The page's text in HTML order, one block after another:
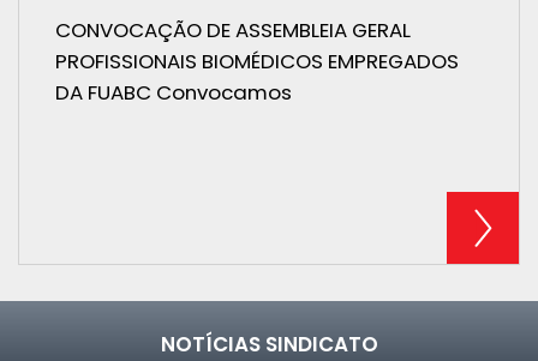
CONVOCAÇÃO DE ASSEMBLEIA GERAL
PROFISSIONAIS BIOMÉDICOS EMPREGADOS
DA FUABC Convocamos
NOTÍCIAS SINDICATO